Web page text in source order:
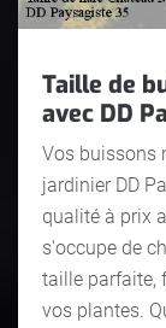
Taille de
avec DD
Vos buissons
jardinier DD
qualité à prix
s'occupe de
taille parfaite,
vos plantes.